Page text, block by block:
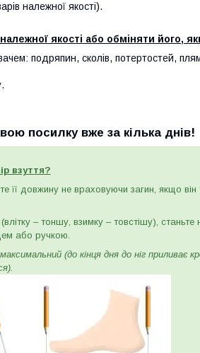
належної якості).
якості або обміняти його,
подряпин, сколів, потертостей,
посилку вже за кілька днів!
взуття?
її довжину не враховуючи загин, якщо він
– тоншу, взимку – товстішу), станьте
або ручкою.
(до кінця дня до ніг приливає